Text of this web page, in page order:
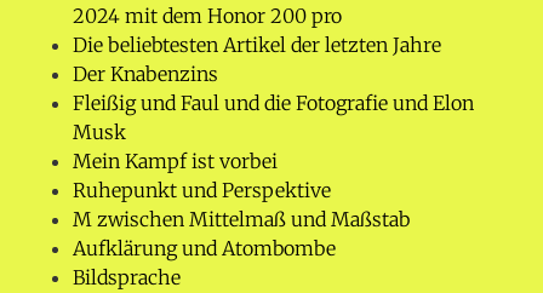
2024 mit dem Honor 200 pro
Die beliebtesten Artikel der letzten Jahre
Der Knabenzins
Fleißig und Faul und die Fotografie und Elon
Musk
Mein Kampf ist vorbei
Ruhepunkt und Perspektive
M zwischen Mittelmaß und Maßstab
Aufklärung und Atombombe
Bildsprache